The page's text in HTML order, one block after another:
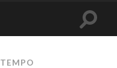
TEMPO